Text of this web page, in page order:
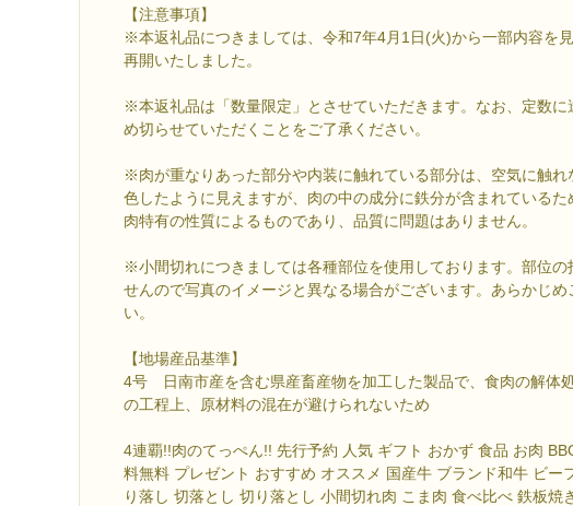
【注意事項】
※本返礼品につきましては、令和7年4月1日(火)から一部内容を
再開いたしました。
※本返礼品は「数量限定」とさせていただきます。なお、定数に
め切らせていただくことをご了承ください。
※肉が重なりあった部分や内装に触れている部分は、空気に触れ
色したように見えますが、肉の中の成分に鉄分が含まれているた
肉特有の性質によるものであり、品質に問題はありません。
※小間切れにつきましては各種部位を使用しております。部位の
せんので写真のイメージと異なる場合がございます。あらかじめ
い。
【地場産品基準】
4号 日南市産を含む県産畜産物を加工した製品で、食肉の解体
の工程上、原材料の混在が避けられないため
4連覇!!肉のてっぺん!! 先行予約 人気 ギフト おかず 食品 お肉
料無料 プレゼント おすすめ オススメ 国産牛 ブランド和牛 ビー
り落し 切落とし 切り落とし 小間切れ肉 こま肉 食べ比べ 鉄板焼